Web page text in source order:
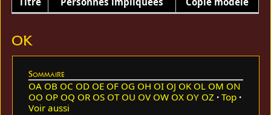
OK
Sommaire
OA OB OC OD OE OF OG OH OI OJ OK OL OM ON
OO OP OQ OR OS OT OU OV OW OX OY OZ
Top
Voir aussi